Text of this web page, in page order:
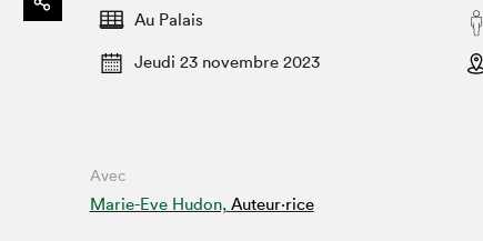
Se rendre au Salon
Restauration
SLM PRO
Liste des
Liste
Projets partenaires
Au Palais
Jeudi 23 novembre 2023
Avec
Marie-Eve Hudon, Auteur·rice